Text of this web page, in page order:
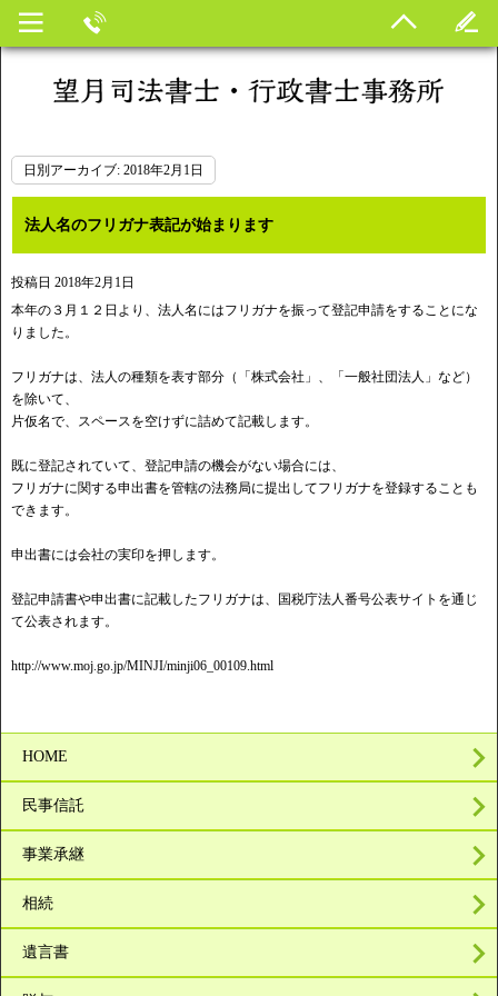
日別アーカイブ: 2018年2月1日
法人名のフリガナ表記が始まります
投稿日 2018年2月1日
本年の３月１２日より、法人名にはフリガナを振って登記申請をすることにな
りました。
フリガナは、法人の種類を表す部分（「株式会社」、「一般社団法人」など）
を除いて、
片仮名で、スペースを空けずに詰めて記載します。
既に登記されていて、登記申請の機会がない場合には、
フリガナに関する申出書を管轄の法務局に提出してフリガナを登録することも
できます。
申出書には会社の実印を押します。
登記申請書や申出書に記載したフリガナは、国税庁法人番号公表サイトを通じ
て公表されます。
http://www.moj.go.jp/MINJI/minji06_00109.html
HOME
民事信託
事業承継
相続
遺言書